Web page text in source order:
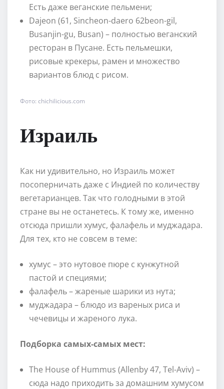
Есть даже веганские пельмени;
Dajeon (61, Sincheon-daero 62beon-gil,
Busanjin-gu, Busan) – полностью веганский
ресторан в Пусане. Есть пельмешки,
рисовые крекеры, рамен и множество
вариантов блюд с рисом.
Фото: chichilicious.com
Израиль
Как ни удивительно, но Израиль может
посоперничать даже с Индией по количеству
вегетарианцев. Так что голодными в этой
стране вы не останетесь. К тому же, именно
отсюда пришли хумус, фалафель и муджадара.
Для тех, кто не совсем в теме:
хумус – это нутовое пюре с кунжутной
пастой и специями;
фалафель – жареные шарики из нута;
муджадара – блюдо из вареных риса и
чечевицы и жареного лука.
Подборка самых-самых мест:
The House of Hummus (Allenby 47, Tel-Aviv) –
сюда надо приходить за домашним хумусом